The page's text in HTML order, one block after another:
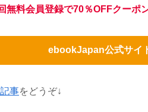
無料会員登録で70％OFFクーポ
ebookJapan公式サイ
事をどうぞ↓